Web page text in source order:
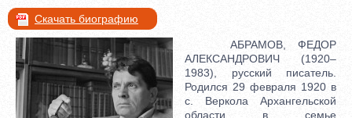
Скачать биографию
АБРАМОВ, ФЕДОР
АЛЕКСАНДРОВИЧ (1920–
1983), русский писатель.
Родился 29 февраля 1920 в
с. Веркола Архангельской
области в семье